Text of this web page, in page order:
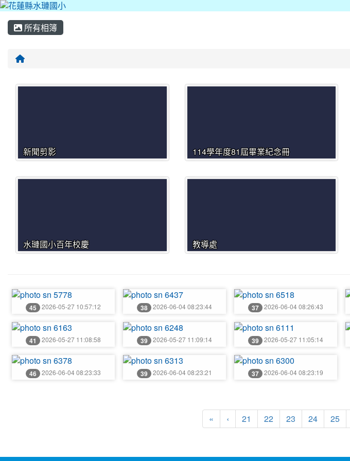
所有相簿
回首頁
新聞剪影 114學年度81屆畢業紀念冊
水璉國小百年校慶 教導處
photo:5778
45 2026-05-27 10:57:12 photo:6437
38 2026-06-04 08:23:44 photo:6518
37 2026-06-04 08:26:43
photo:6163
41 2026-05-27 11:08:58 photo:6248
39 2026-05-27 11:09:14 photo:6111
39 2026-05-27 11:05:14
photo:6378
46 2026-06-04 08:23:33 photo:6313
39 2026-06-04 08:23:21 photo:6300
37 2026-06-04 08:23:19
«第一頁
‹上一頁
21 22 23 24 25